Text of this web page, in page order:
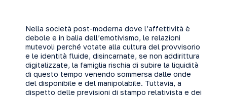
Nella società post-moderna dove l’affettività è
debole e in balia dell’emotivismo, le relazioni
mutevoli perché votate alla cultura del provvisorio
e le identità fluide, disincarnate, se non addirittura
digitalizzate, la famiglia rischia di subire la liquidità
di questo tempo venendo sommersa dalle onde
del disponibile e del manipolabile. Tuttavia, a
dispetto delle previsioni di stampo relativista e dei